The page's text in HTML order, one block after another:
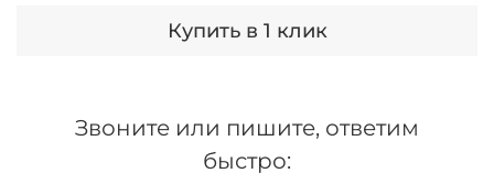
Купить в 1 клик
Звоните или пишите, ответим
быстро: